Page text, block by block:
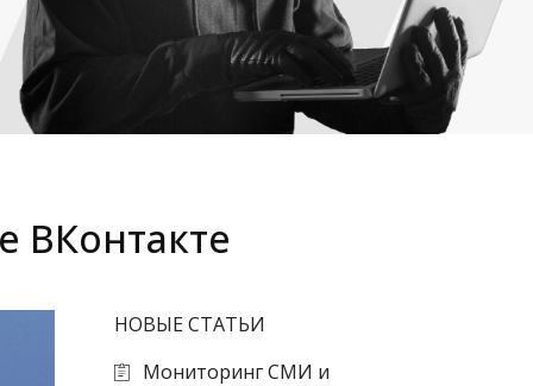
ВКонтакте
НОВЫЕ СТАТЬИ
Мониторинг СМИ и